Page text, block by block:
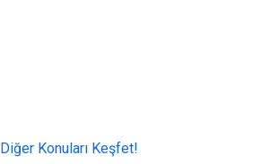
Diğer Konuları Keşfet!